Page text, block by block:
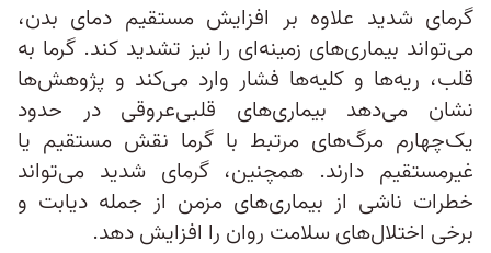
گرمای شدید علاوه بر افزایش مستقیم دمای بدن،
می‌تواند بیماری‌های زمینه‌ای را نیز تشدید کند. گرما به
قلب، ریه‌ها و کلیه‌ها فشار وارد می‌کند و پژوهش‌ها
نشان می‌دهد بیماری‌های قلبی‌عروقی در حدود
یک‌چهارم مرگ‌های مرتبط با گرما نقش مستقیم یا
غیرمستقیم دارند. همچنین، گرمای شدید می‌تواند
خطرات ناشی از بیماری‌های مزمن از جمله دیابت و
برخی اختلال‌های سلامت روان را افزایش دهد.